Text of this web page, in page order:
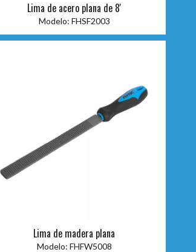
Lima de acero plana de 8'
Modelo: FHSF2003
Lima de madera plana
Modelo: FHFW5008